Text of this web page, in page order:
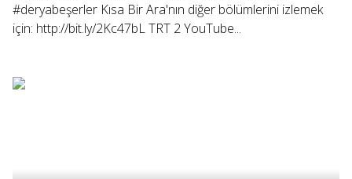
#deryabeşerler Kısa Bir Ara'nın diğer bölümlerini izlemek
için: http://bit.ly/2Kc47bL TRT 2 YouTube...